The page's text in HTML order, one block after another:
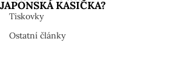
Tiskovky
Ostatní články
JAPONSKÁ KASIČKA?